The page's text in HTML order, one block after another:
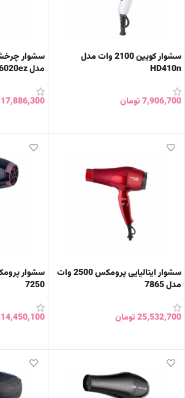
سشوار کویین 2100 وات مدل
HD410n
7,906,700تومان
مدل 6020ez
17,886,300
سشوار ایتالیایی پرومکس 2500 وات
مدل 7865
25,532,700تومان
7250
14,450,100